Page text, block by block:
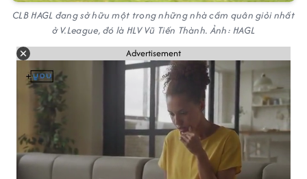
CLB HAGL đang sở hữu một trong những nhà cầm quân giỏi nhất
ở V.League, đó là HLV Vũ Tiến Thành. Ảnh: HAGL
Advertisement